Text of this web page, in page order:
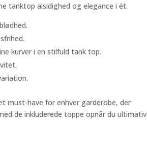
tanktop alsidighed og elegance i ét.
kurver i en stilfuld tank top.
must-have for enhver garderobe, der
de inkluderede toppe opnår du ultimativ